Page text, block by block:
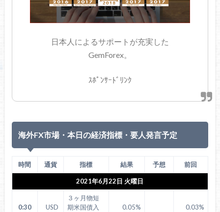
日本人によるサポートが充実した
GemForex。
ｽﾎﾟﾝｻｰﾄﾞﾘﾝｸ
海外FX市場・本日の経済指標・要人発言予定
時間 通貨 指標 結果 予想 前回
2021年6月22日 火曜日
0:30 USD
３ヶ月物短
期米国債入
0.05% 0.03%